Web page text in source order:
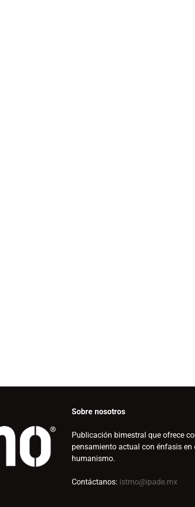
Sobre nosotros
Publicación bimestral que ofrece
pensamiento actual con énfasis en
humanismo.
Contáctanos: istmo@ipade.mx